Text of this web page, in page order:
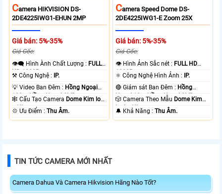
CAmera HIKVISION DS-
2DE4225IWG1-EHUN 2MP
Giá bán: 5%-35%
Giá Gốc:
👁️‍🗨 Hình Ành Chất Lượng : FULL
HD 1080P .
⚒ Công Nghệ :
IP.
💡 Video Ban Đêm : Hồng Ngoại
100m Hồng Ngoại SMD.
🕸️ Cấu Tạo Camera Dome Kim loại
+ Nhựa.
️💠 Ưu Điểm :Thu Âm.
CAmera Speed Dome DS-
2DE4225IWG1-E Zoom 25X
Giá bán: 5%-35%
Giá Gốc:
👁 Hình Ảnh Sắc nét : FULL HD
1080P .
⚛️ Công Nghệ Hình Ảnh :
IP.
🔴 Giám sát Ban Đêm : Hồng
Ngoại 10m Hồng Ngoại SMD.
🎲 Camera Theo Mẫu Dome Kim
loại + Nhựa.
️🔔 Khả Năng :Thu Âm.
TIN TỨC CAMERA MỚI NHẤT
Camera Dahua Và Camera Hikvision Hãng Nào Tốt?